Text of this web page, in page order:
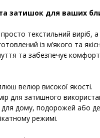
затишок для ваших
текстильний виріб,
із м’якого та
та забезпечує
велюр високої якості.
для затишного
для дому, подорожей або
режимі.